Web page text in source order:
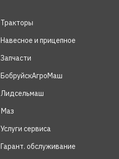
Гарант. обслуживание
Услуги сервиса
Маз
Лидсельмаш
БобруйскАгроМаш
Запчасти
Навесное и прицепное
Тракторы